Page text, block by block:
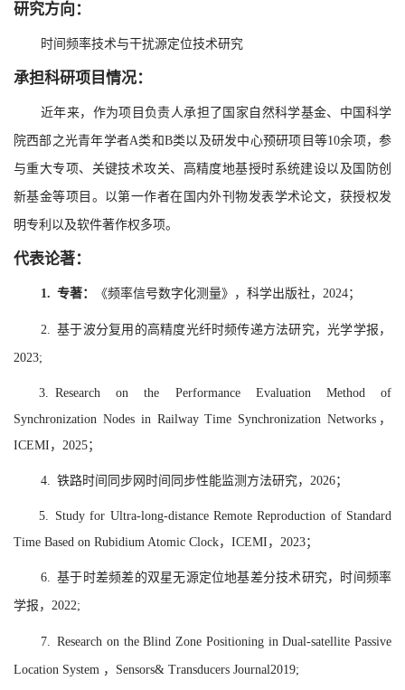
研究方向：
时间频率技术与干扰源定位技术研究
承担科研项目情况：
近年来，作为项目负责人承担了国家自然科学基金、中国科学
院西部之光青年学者A类和B类以及研发中心预研项目 等10余项 ，参
与重大专项、关键技术攻关、高精度地基授时系统建设以及国防创
新基金等项目。以第一作者在国内外刊物发表学术论文，获授权发
明专利以及软件著作权多项。
代表论著：
1. 专著： 《频率信号数字化测量》，科学出版社，2024；
2. 基于波分复用的高精度光纤时频传递方法研究，光学学报，
2023;
3. Research on the Performance Evaluation Method of
Synchronization Nodes in Railway Time Synchronization Networks，
ICEMI，2025；
4. 铁路时间同步网时间同步性能监测方法研究，2026；
5. Study for Ultra-long-distance Remote Reproduction of Standard
Time Based on Rubidium Atomic Clock，ICEMI，2023；
6. 基于时差频差的双星无源定位地基差分技术研究，时间频率
学报，2022;
7. Research on the Blind Zone Positioning in Dual-satellite Passive
Location System ，Sensors& Transducers Journal2019;